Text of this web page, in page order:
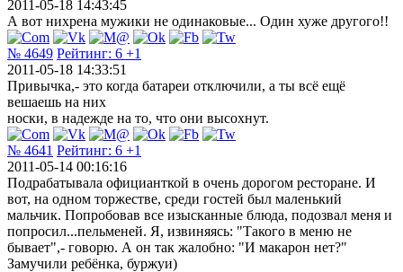
2011-05-18 14:43:45
А вот нихрена мужики не одинаковые... Один хуже другого!!
№ 4649 Рейтинг: 6 +1
2011-05-18 14:33:51
Привычка,- это когда батареи отключили, а ты всё ещё
вешаешь на них
носки, в надежде на то, что они высохнут.
№ 4641 Рейтинг: 6 +1
2011-05-14 00:16:16
Подрабатывала официанткой в очень дорогом ресторане. И
вот, на одном торжестве, среди гостей был маленький
мальчик. Попробовав все изысканные блюда, подозвал меня и
попросил...пельменей. Я, извиняясь: "Такого в меню не
бывает",- говорю. А он так жалобно: "И макарон нет?"
Замучили ребёнка, буржуи)